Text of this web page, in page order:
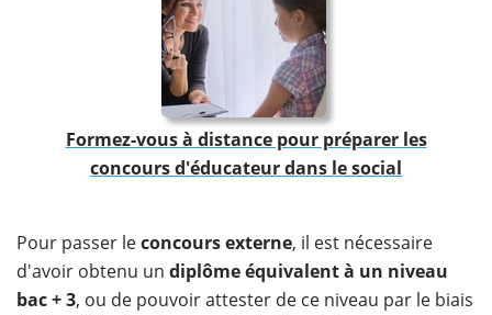
Formez-vous à distance pour préparer les
concours d'éducateur dans le social
​Pour passer leconcours externe, il est nécessaire
d'avoir obtenu un diplôme équivalent à un niveau
bac + 3, ou de pouvoir attester de ce niveau par le biais